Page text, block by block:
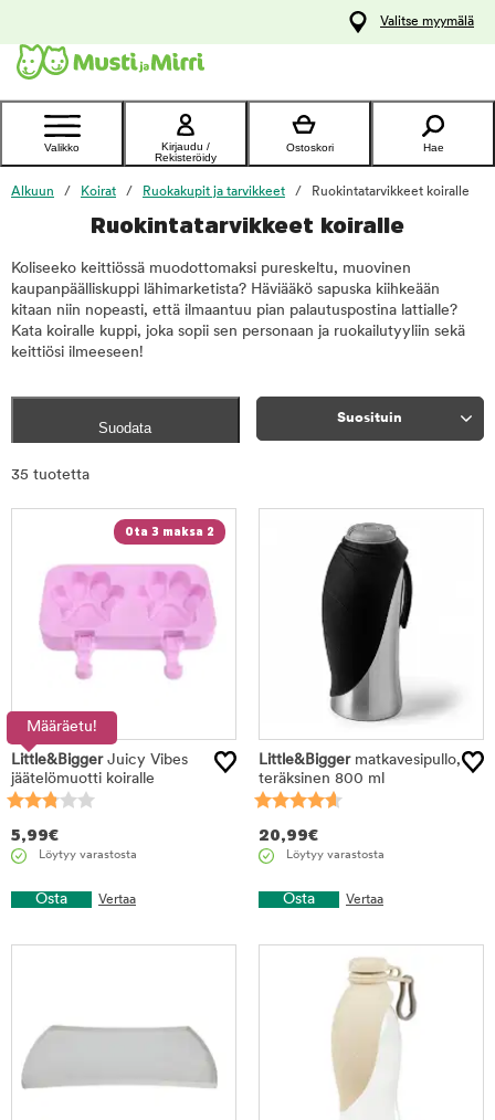
Ota yhteyttä
asiakaspalveluun
Valitse myymälä
Valikko
Kirjaudu /
Rekisteröidy
Ostoskori Hae
Alkuun Koirat Ruokakupit ja tarvikkeet Ruokintatarvikkeet koiralle
Ruokintatarvikkeet koiralle
Koliseeko keittiössä muodottomaksi pureskeltu, muovinen
kaupanpäälliskuppi lähimarketista? Häviääkö sapuska kiihkeään
kitaan niin nopeasti, että ilmaantuu pian palautuspostina lattialle?
Kata koiralle kuppi, joka sopii sen personaan ja ruokailutyyliin sekä
keittiösi ilmeeseen!
Suodata
Suosituin
35 tuotetta
Ota 3 maksa 2
Määräetu!
Little&BiggerJuicy Vibes
jäätelömuotti koiralle
5,99€
Löytyy varastosta
Osta Vertaa
Little&Biggermatkavesipullo,
teräksinen 800 ml
20,99€
Löytyy varastosta
Osta Vertaa